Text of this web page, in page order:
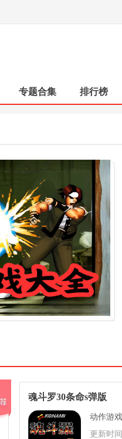
专题合集 排行榜
魂斗罗30条命s弹版
动作游戏
更新时间